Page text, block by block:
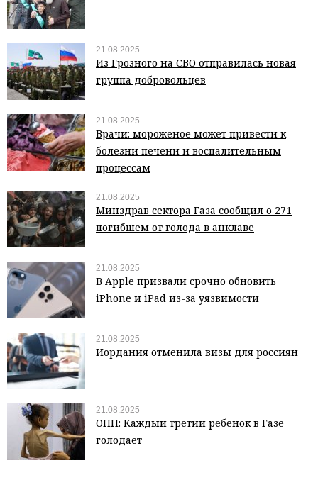
21.08.2025
Из Грозного на СВО отправилась новая
группа добровольцев
21.08.2025
Врачи: мороженое может привести к
болезни печени и воспалительным
процессам
21.08.2025
Минздрав сектора Газа сообщил о 271
погибшем от голода в анклаве
21.08.2025
В Apple призвали срочно обновить
iPhone и iPad из-за уязвимости
21.08.2025
Иордания отменила визы для россиян
21.08.2025
ОНН: Каждый третий ребенок в Газе
голодает